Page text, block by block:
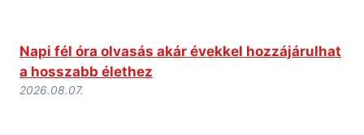
Napi fél óra olvasás akár évekkel hozzájárulhat
a hosszabb élethez
2026.08.07.